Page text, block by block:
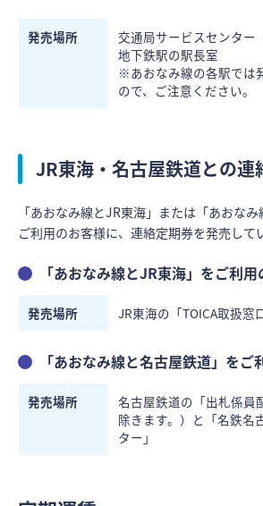
発売場所
交通局サービスセンター
地下鉄駅の駅長室
※あおなみ線の各駅では
ので、ご注意ください。
JR東海・名古屋鉄道との連
「あおなみ線とJR東海」または「あおな
ご利用のお客様に、連絡定期券を発売して
「あおなみ線とJR東海」をご利
発売場所 JR東海の「TOICA取扱窓
「あおなみ線と名古屋鉄道」をご
発売場所
名古屋鉄道の「出札係員
除きます。）と「名鉄名
ター」